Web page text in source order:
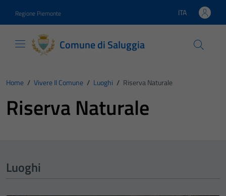
Regione Piemonte Lingua attiva:
ITA
Comune di Saluggia
Home / Vivere Il Comune / Luoghi / Riserva Naturale
Riserva Naturale
Luoghi